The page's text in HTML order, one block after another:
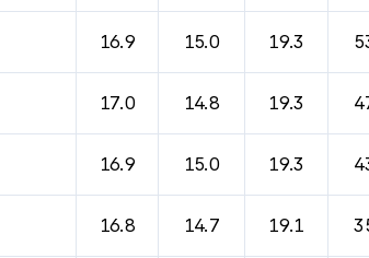
16.9 15.0 19.3
17.0 14.8 19.3
16.9 15.0 19.3
16.8 14.7 19.1